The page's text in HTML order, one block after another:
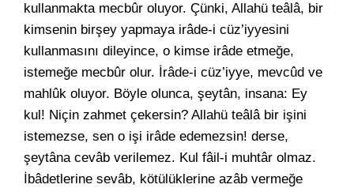
kullanmakta mecbûr oluyor. Çünki, Allahü teâlâ, bir
kimsenin birşey yapmaya irâde-i cüz’iyyesini
kullanmasını dileyince, o kimse irâde etmeğe,
istemeğe mecbûr olur. İrâde-i cüz’iyye, mevcûd ve
mahlûk oluyor. Böyle olunca, şeytân, insana: Ey
kul! Niçin zahmet çekersin? Allahü teâlâ bir işini
istemezse, sen o işi irâde edemezsin! derse,
şeytâna cevâb verilemez. Kul fâil-i muhtâr olmaz.
İbâdetlerine sevâb, kötülüklerine azâb vermeğe